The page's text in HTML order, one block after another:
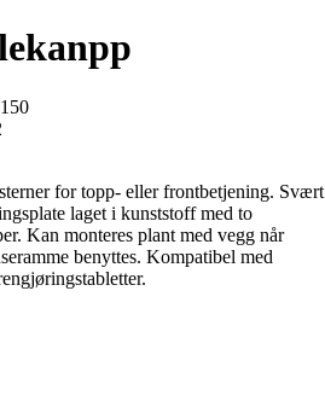
for topp- eller frontbetjening. Svært
laget i kunststoff med to
Kan monteres plant med vegg når
benyttes. Kompatibel med